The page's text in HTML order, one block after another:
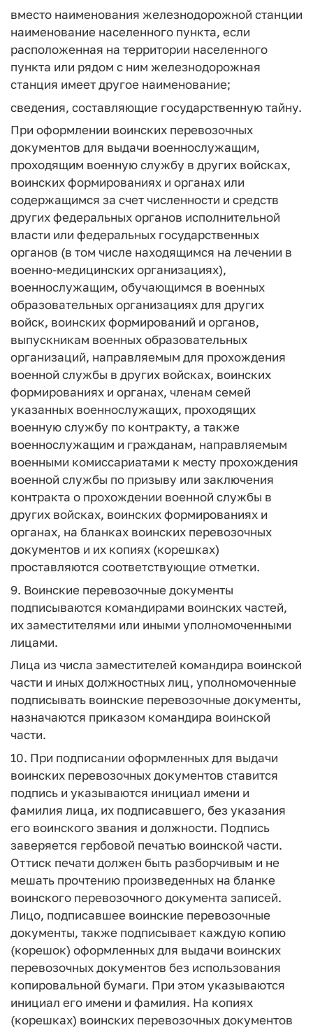
вместо наименования железнодорожной станции
наименование населенного пункта, если
расположенная на территории населенного
пункта или рядом с ним железнодорожная
станция имеет другое наименование;
сведения, составляющие государственную тайну.
При оформлении воинских перевозочных
документов для выдачи военнослужащим,
проходящим военную службу в других войсках,
воинских формированиях и органах или
содержащимся за счет численности и средств
других федеральных органов исполнительной
власти или федеральных государственных
органов (в том числе находящимся на лечении в
военно-медицинских организациях),
военнослужащим, обучающимся в военных
образовательных организациях для других
войск, воинских формирований и органов,
выпускникам военных образовательных
организаций, направляемым для прохождения
военной службы в других войсках, воинских
формированиях и органах, членам семей
указанных военнослужащих, проходящих
военную службу по контракту, а также
военнослужащим и гражданам, направляемым
военными комиссариатами к месту прохождения
военной службы по призыву или заключения
контракта о прохождении военной службы в
других войсках, воинских формированиях и
органах, на бланках воинских перевозочных
документов и их копиях (корешках)
проставляются соответствующие отметки.
9. Воинские перевозочные документы
подписываются командирами воинских частей,
их заместителями или иными уполномоченными
лицами.
Лица из числа заместителей командира воинской
части и иных должностных лиц, уполномоченные
подписывать воинские перевозочные документы,
назначаются приказом командира воинской
части.
10. При подписании оформленных для выдачи
воинских перевозочных документов ставится
подпись и указываются инициал имени и
фамилия лица, их подписавшего, без указания
его воинского звания и должности. Подпись
заверяется гербовой печатью воинской части.
Оттиск печати должен быть разборчивым и не
мешать прочтению произведенных на бланке
воинского перевозочного документа записей.
Лицо, подписавшее воинские перевозочные
документы, также подписывает каждую копию
(корешок) оформленных для выдачи воинских
перевозочных документов без использования
копировальной бумаги. При этом указываются
инициал его имени и фамилия. На копиях
(корешках) воинских перевозочных документов